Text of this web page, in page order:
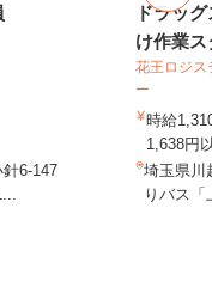
6-147
ドラッ
け作業ス
花王ロジ
ー
時給
1,638円
埼玉県川
りバス